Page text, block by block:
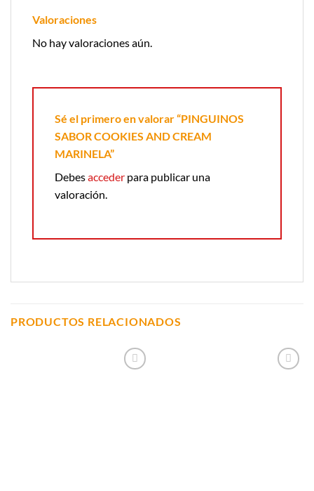
Valoraciones
No hay valoraciones aún.
Sé el primero en valorar “PINGUINOS
SABOR COOKIES AND CREAM
MARINELA”
Debesacceder para publicar una
valoración.
PRODUCTOS RELACIONADOS